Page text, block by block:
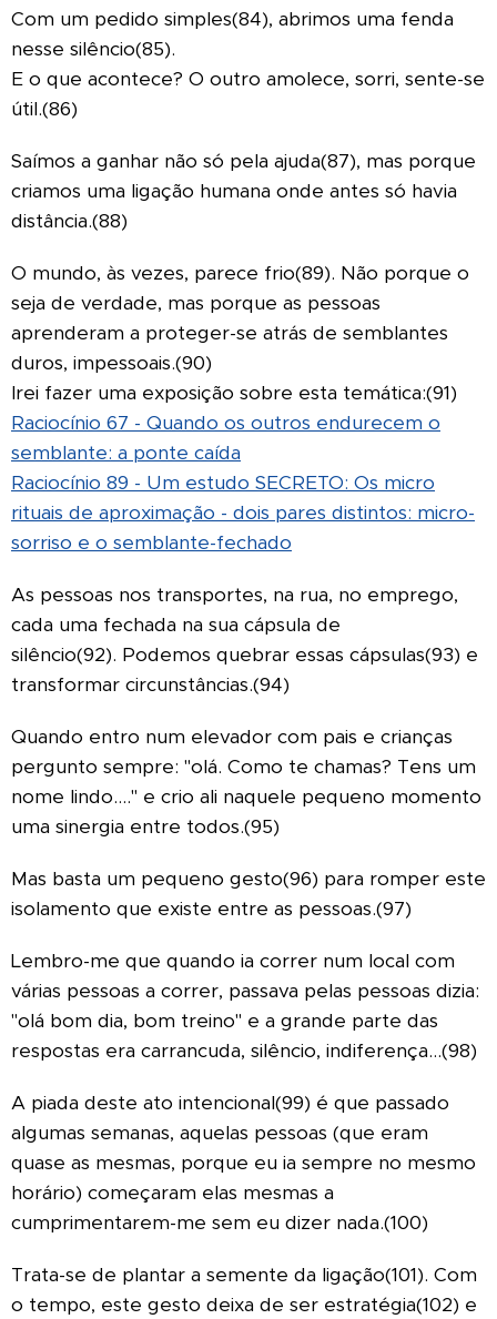
Com um pedido simples(84), abrimos uma fenda
nesse silêncio(85).
E o que acontece? O outro amolece, sorri, sente-se
útil.(86)
Saímos a ganhar não só pela ajuda(87), mas porque
criamos uma ligação humana onde antes só havia
distância.(88)
O mundo, às vezes, parece frio(89). Não porque o
seja de verdade, mas porque as pessoas
aprenderam a proteger-se atrás de semblantes
duros, impessoais.(90)
Irei fazer uma exposição sobre esta temática:(91)
Raciocínio 67 - Quando os outros endurecem o
semblante: a ponte caída
Raciocínio 89 - Um estudo SECRETO: Os micro
rituais de aproximação - dois pares distintos: micro-
sorriso e o semblante-fechado
As pessoas nos transportes, na rua, no emprego,
cada uma fechada na sua cápsula de
silêncio(92). Podemos quebrar essas cápsulas(93) e
transformar circunstâncias.(94)
Quando entro num elevador com pais e crianças
pergunto sempre: "olá. Como te chamas? Tens um
nome lindo...." e crio ali naquele pequeno momento
uma sinergia entre todos.(95)
Mas basta um pequeno gesto(96) para romper este
isolamento que existe entre as pessoas.(97)
Lembro-me que quando ia correr num local com
várias pessoas a correr, passava pelas pessoas dizia:
"olá bom dia, bom treino" e a grande parte das
respostas era carrancuda, silêncio, indiferença...(98)
A piada deste ato intencional(99) é que passado
algumas semanas, aquelas pessoas (que eram
quase as mesmas, porque eu ia sempre no mesmo
horário) começaram elas mesmas a
cumprimentarem-me sem eu dizer nada.(100)
Trata-se de plantar a semente da ligação(101). Com
o tempo, este gesto deixa de ser estratégia(102) e